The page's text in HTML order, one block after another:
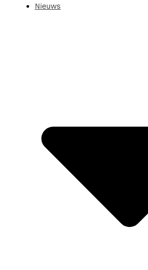
Nieuws